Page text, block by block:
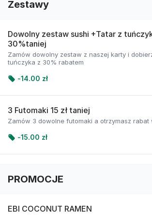
Zestawy
Dowolny zestaw sushi +Tatar z
30%taniej
Zamów dowolny zestaw z naszej karty i
tuńczyka z 30% rabatem
-14.00 zł
3 Futomaki 15 zł taniej
Zamów 3 dowolne futomaki a otrzymasz rabat
-15.00 zł
PROMOCJE
EBI COCONUT RAMEN